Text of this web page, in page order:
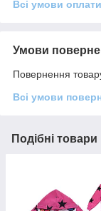
Всі умови оплати
Умови
Повернення
Всі умови
Подібні товари